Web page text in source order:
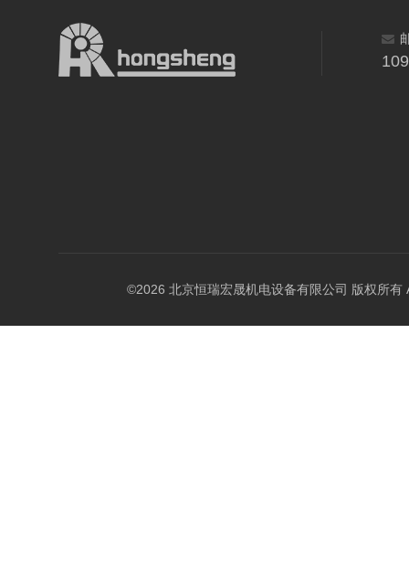
©2026 北京恒瑞宏晟机电设备有限公司 版权所有